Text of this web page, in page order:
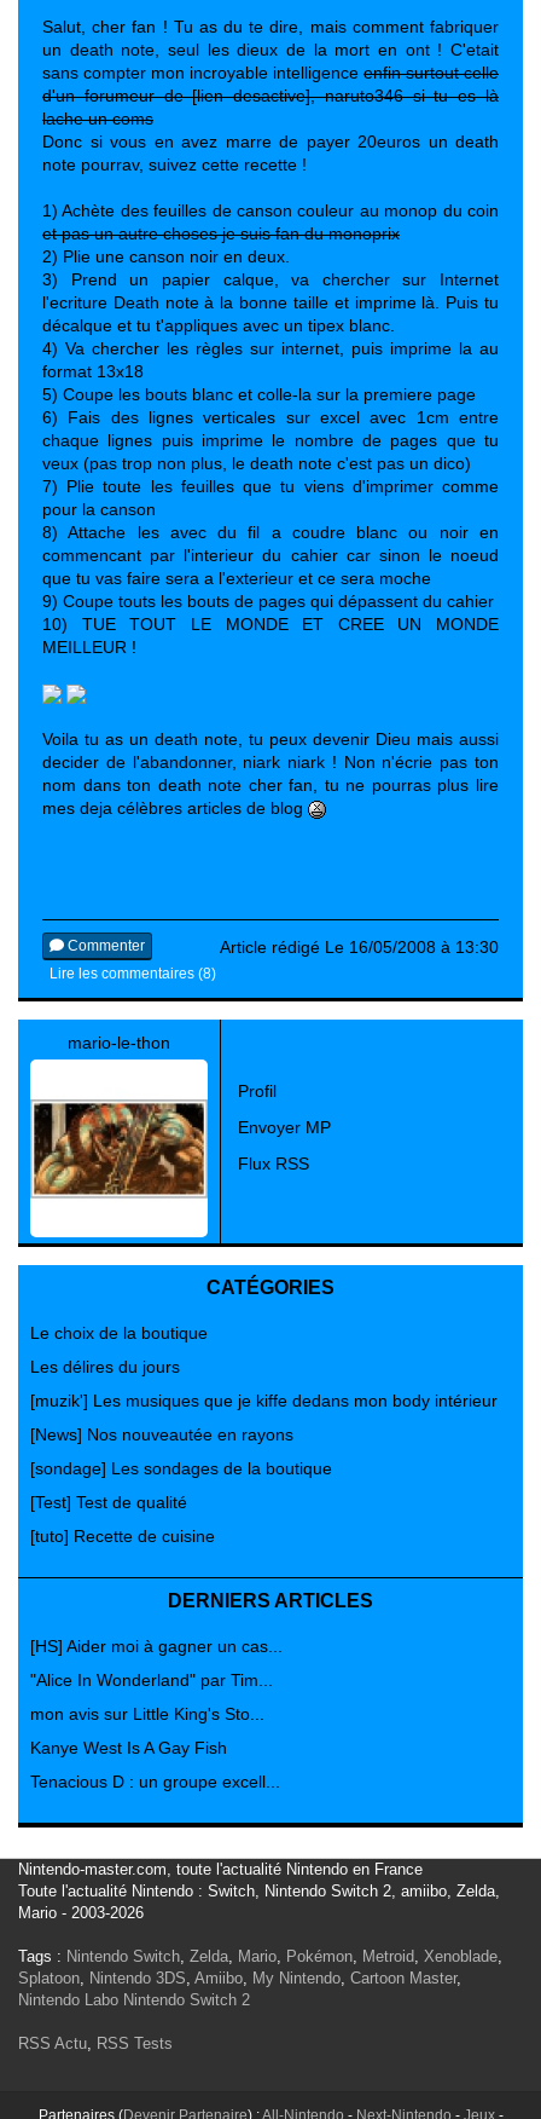
Salut, cher fan ! Tu as du te dire, mais comment fabriquer
un death note, seul les dieux de la mort en ont ! C'etait
sans compter mon incroyable intelligence enfin surtout celle
d'un forumeur de [lien desactive], naruto346 si tu es là
lache un coms
Donc si vous en avez marre de payer 20euros un death
note pourrav, suivez cette recette !
1) Achète des feuilles de canson couleur au monop du coin
et pas un autre choses je suis fan du monoprix
2) Plie une canson noir en deux.
3) Prend un papier calque, va chercher sur Internet
l'ecriture Death note à la bonne taille et imprime là. Puis tu
décalque et tu t'appliques avec un tipex blanc.
4) Va chercher les règles sur internet, puis imprime la au
format 13x18
5) Coupe les bouts blanc et colle-la sur la premiere page
6) Fais des lignes verticales sur excel avec 1cm entre
chaque lignes puis imprime le nombre de pages que tu
veux (pas trop non plus, le death note c'est pas un dico)
7) Plie toute les feuilles que tu viens d'imprimer comme
pour la canson
8) Attache les avec du fil a coudre blanc ou noir en
commencant par l'interieur du cahier car sinon le noeud
que tu vas faire sera a l'exterieur et ce sera moche
9) Coupe touts les bouts de pages qui dépassent du cahier
10) TUE TOUT LE MONDE ET CREE UN MONDE
MEILLEUR !
Voila tu as un death note, tu peux devenir Dieu mais aussi
decider de l'abandonner, niark niark ! Non n'écrie pas ton
nom dans ton death note cher fan, tu ne pourras plus lire
mes deja célèbres articles de blog
Article rédigé Le 16/05/2008 à 13:30
Commenter
Lire les commentaires (8)
mario-le-thon
Profil
Envoyer MP
Flux RSS
CATÉGORIES
Le choix de la boutique
Les délires du jours
[muzik'] Les musiques que je kiffe dedans mon body intérieur
[News] Nos nouveautée en rayons
[sondage] Les sondages de la boutique
[Test] Test de qualité
[tuto] Recette de cuisine
DERNIERS ARTICLES
[HS] Aider moi à gagner un cas...
"Alice In Wonderland" par Tim...
mon avis sur Little King's Sto...
Kanye West Is A Gay Fish
Tenacious D : un groupe excell...
Nintendo-master.com, toute l'actualité Nintendo en France
Toute l'actualité Nintendo : Switch, Nintendo Switch 2, amiibo, Zelda,
Mario - 2003-2026
Tags : Nintendo Switch, Zelda, Mario, Pokémon, Metroid, Xenoblade,
Splatoon, Nintendo 3DS, Amiibo, My Nintendo, Cartoon Master,
Nintendo Labo Nintendo Switch 2
RSS Actu, RSS Tests
Partenaires (Devenir Partenaire) :All-Nintendo - Next-Nintendo - Jeux-